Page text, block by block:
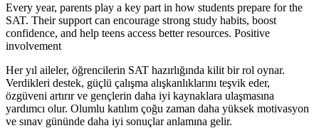
Every year, parents play a key part in how students prepare for the
SAT. Their support can encourage strong study habits, boost
confidence, and help teens access better resources. Positive
involvement
Her yıl aileler, öğrencilerin SAT hazırlığında kilit bir rol oynar.
Verdikleri destek, güçlü çalışma alışkanlıklarını teşvik eder,
özgüveni artırır ve gençlerin daha iyi kaynaklara ulaşmasına
yardımcı olur. Olumlu katılım çoğu zaman daha yüksek motivasyon
ve sınav gününde daha iyi sonuçlar anlamına gelir.